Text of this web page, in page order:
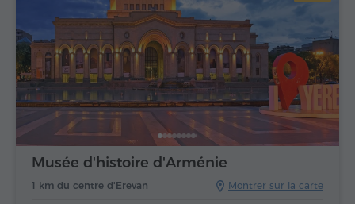
Montrer sur la carte
1 km du centre d'Erevan
Musée d'histoire d'Arménie